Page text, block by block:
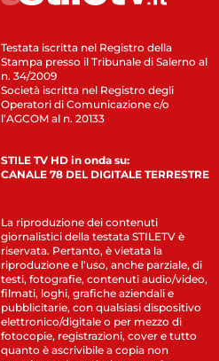
Testata iscritta nel Registro della
Stampa presso il Tribunale di Salerno al
n. 34/2009
Società iscritta nel Registro degli
Operatori di Comunicazione c/o
l’AGCOM al n. 20133
STILE TV HD in onda su:
CANALE 78 DEL DIGITALE TERRESTRE
La riproduzione dei contenuti
giornalistici della testata STILETV è
riservata. Pertanto, è vietata la
riproduzione e l’uso, anche parziale, di
testi, fotografie, contenuti audio/video,
filmati, loghi, grafiche aziendali e
pubblicitarie, con qualsiasi dispositivo
elettronico/digitale o per mezzo di
fotocopie, registrazioni, cover e tutto
quanto è ascrivibile a copia non